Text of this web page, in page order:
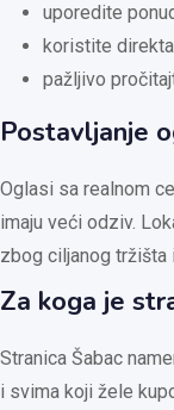
uporedite
koristite
pažljivo
Postavljanje
Oglasi sa realnom
imaju veći odziv.
zbog ciljanog tržišta
Za koga je
Stranica Šabac
i svima koji žele